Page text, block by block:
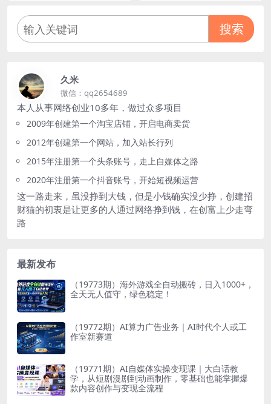
搜索
久米
微信：qq2654689
本人从事网络创业10多年，做过众多项目
2009年创建第一个淘宝店铺，开启电商卖货
2012年创建第一个网站，加入站长行列
2015年注册第一个头条账号，走上自媒体之路
2020年注册第一个抖音账号，开始短视频运营
这一路走来，虽没挣到大钱，但是小钱确实没少挣，创建招
财猫的初衷是让更多的人通过网络挣到钱，在创富上少走弯
路
最新发布
（19773期）海外游戏全自动搬砖，日入1000+，
全天无人值守，绿色稳定！
（19772期）AI算力广告业务｜AI时代个人或工
作室新赛道
（19771期）AI自媒体实操变现课｜大白话教
学，从短剧漫剧到动画制作，零基础也能掌握爆
款内容创作与变现全流程